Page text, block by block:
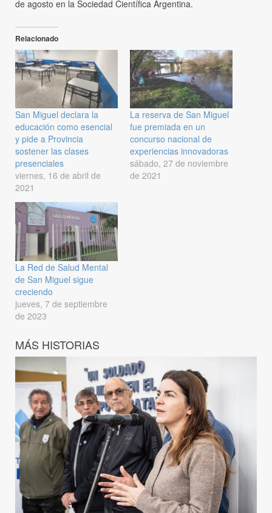
de agosto en la Sociedad Científica Argentina.
Relacionado
San Miguel declara la
educación como esencial
y pide a Provincia
sostener las clases
presenciales
viernes, 16 de abril de
2021
La reserva de San Miguel
fue premiada en un
concurso nacional de
experiencias innovadoras
sábado, 27 de noviembre
de 2021
La Red de Salud Mental
de San Miguel sigue
creciendo
jueves, 7 de septiembre
de 2023
MÁS HISTORIAS